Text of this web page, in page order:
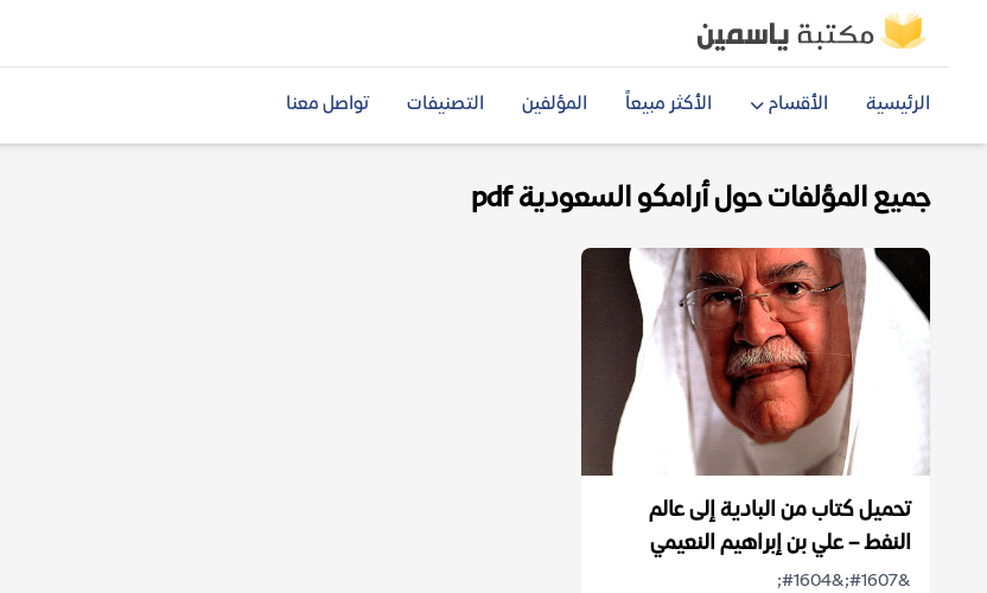
الرئيسية الأقسام الأكثر مبيعاً المؤلفين التصنيفات تواصل معنا
جميع المؤلفات حول أرامكو السعودية pdf
تحميل كتاب من البادية إلى عالم
النفط – علي بن إبراهيم النعيمي
&#1607;&#1604;